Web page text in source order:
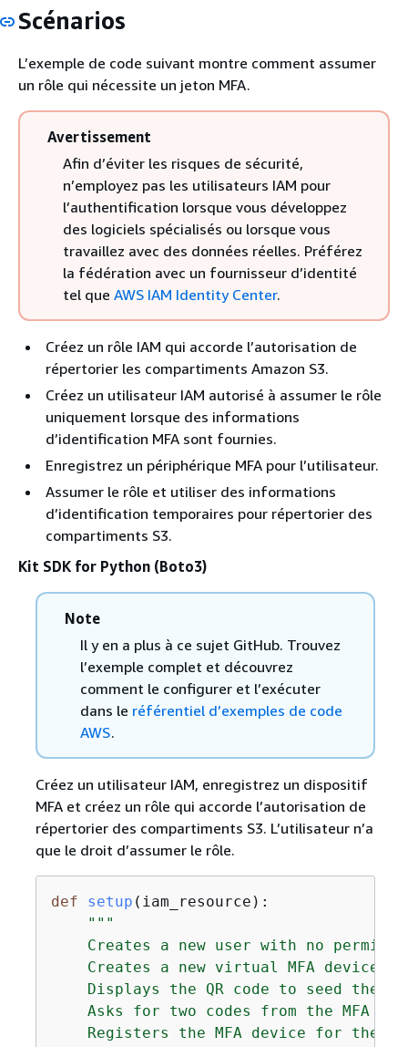
Scénarios
L’exemple de code suivant montre comment assumer
un rôle qui nécessite un jeton MFA.
Avertissement
Afin d’éviter les risques de sécurité,
n’employez pas les utilisateurs IAM pour
l’authentification lorsque vous développez
des logiciels spécialisés ou lorsque vous
travaillez avec des données réelles. Préférez
la fédération avec un fournisseur d’identité
tel que AWS IAM Identity Center.
Créez un rôle IAM qui accorde l’autorisation de
répertorier les compartiments Amazon S3.
Créez un utilisateur IAM autorisé à assumer le rôle
uniquement lorsque des informations
d’identification MFA sont fournies.
Enregistrez un périphérique MFA pour l’utilisateur.
Assumer le rôle et utiliser des informations
d’identification temporaires pour répertorier des
compartiments S3.
Kit SDK for Python (Boto3)
Note
Il y en a plus à ce sujet GitHub. Trouvez
l’exemple complet et découvrez
comment le configurer et l’exécuter
dans le référentiel d’exemples de code
AWS.
Créez un utilisateur IAM, enregistrez un dispositif
MFA et créez un rôle qui accorde l’autorisation de
répertorier des compartiments S3. L’utilisateur n’a
que le droit d’assumer le rôle.
def setup ( iam_resource ):
"""
Creates a new user with no
    Creates a new virtual MFA device.
Displays the QR code to seed the
Asks for two codes from the MFA
Registers the MFA device for the